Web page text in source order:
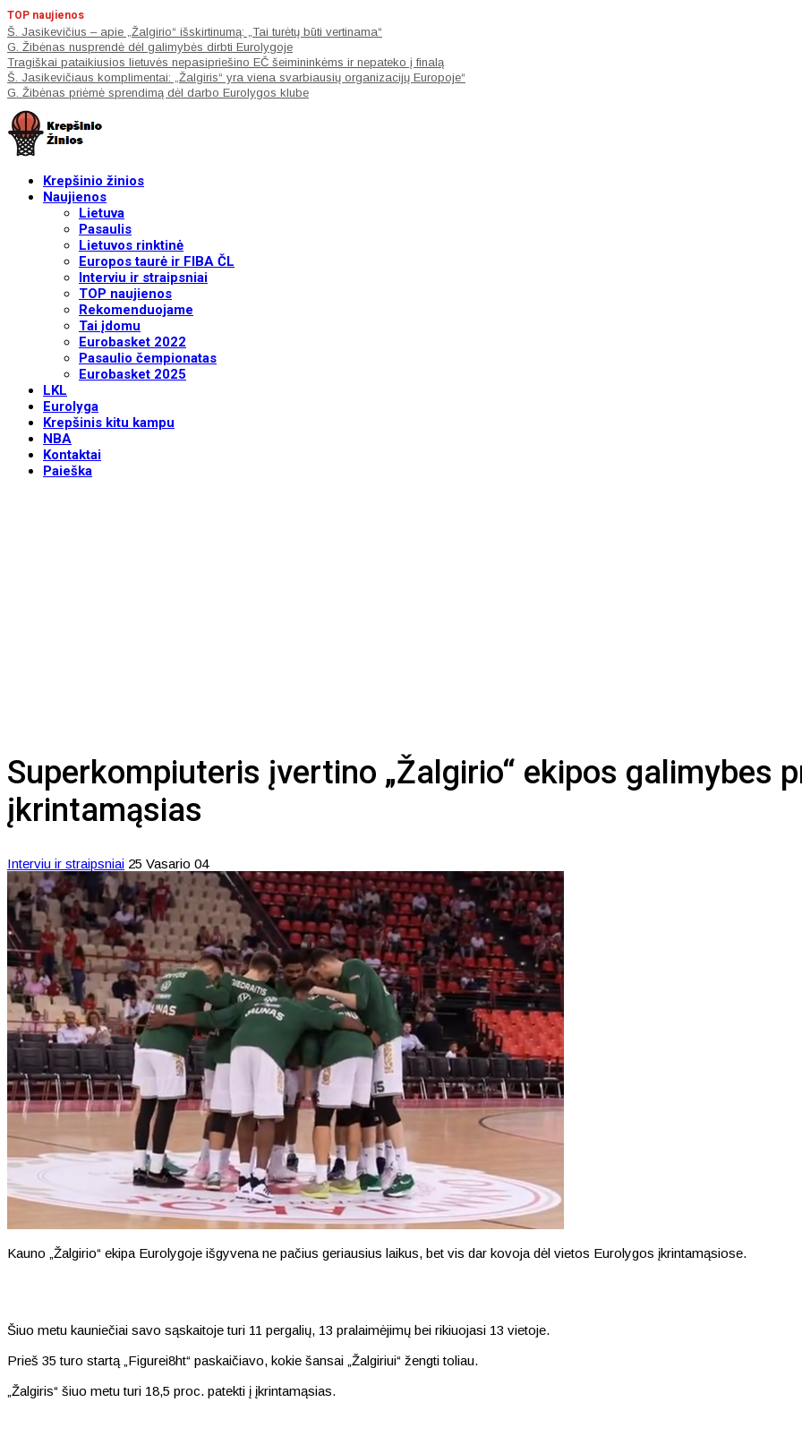
TOP naujienos
Š. Jasikevičius – apie „Žalgirio“ išskirtinumą: „Tai turėtų būti vertinama“
G. Žibėnas nusprendė dėl galimybės dirbti Eurolygoje
Tragiškai pataikiusios lietuvės nepasipriešino EČ šeimininkėms ir nepateko į finalą
Š. Jasikevičiaus komplimentai: „Žalgiris“ yra viena svarbiausių organizacijų Europoje“
G. Žibėnas priėmė sprendimą dėl darbo Eurolygos klube
Krepšinio žinios
Naujienos
Lietuva
Pasaulis
Lietuvos rinktinė
Europos taurė ir FIBA ČL
Interviu ir straipsniai
TOP naujienos
Rekomenduojame
Tai įdomu
Eurobasket 2022
Pasaulio čempionatas
Eurobasket 2025
LKL
Eurolyga
Krepšinis kitu kampu
NBA
Kontaktai
Paieška
Superkompiuteris įvertino „Žalgirio“ ekipos galimybes
įkrintamąsias
Interviu ir straipsniai 25 Vasario 04
Kauno „Žalgirio“ ekipa Eurolygoje išgyvena ne pačius geriausius laikus, bet vis dar kovoja dėl vietos Eurolygos įkrintamąsiose.
Šiuo metu kauniečiai savo sąskaitoje turi 11 pergalių, 13 pralaimėjimų bei rikiuojasi 13 vietoje.
Prieš 35 turo startą „Figurei8ht“ paskaičiavo, kokie šansai „Žalgiriui“ žengti toliau.
„Žalgiris“ šiuo metu turi 18,5 proc. patekti į įkrintamąsias.